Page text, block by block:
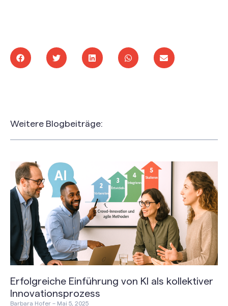
Weitere Blogbeiträge:
Erfolgreiche Einführung von KI als kollektiver
Innovationsprozess
Barbara Hofer Mai 5, 2025